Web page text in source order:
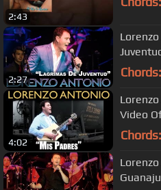
2:43
2:27
Lorenzo
Chords:
4:02
Video
Chords:
Lorenzo